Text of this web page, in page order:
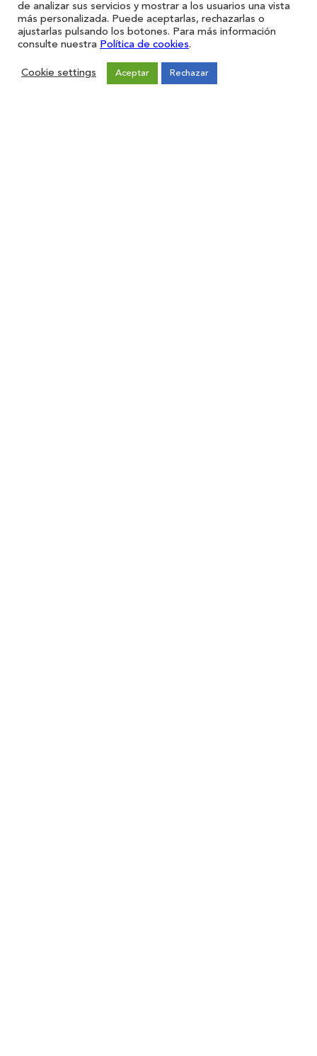
de analizar sus servicios y mostrar a los usuarios una vista
más personalizada. Puede aceptarlas, rechazarlas o
ajustarlas pulsando los botones. Para más información
consulte nuestra Política de cookies.
Cookie settings Aceptar Rechazar